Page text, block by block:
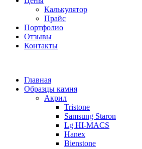
Калькулятор
Прайс
Портфолио
Отзывы
Контакты
Главная
Образцы камня
Акрил
Tristone
Samsung Staron
Lg HI-MACS
Hanex
Bienstone